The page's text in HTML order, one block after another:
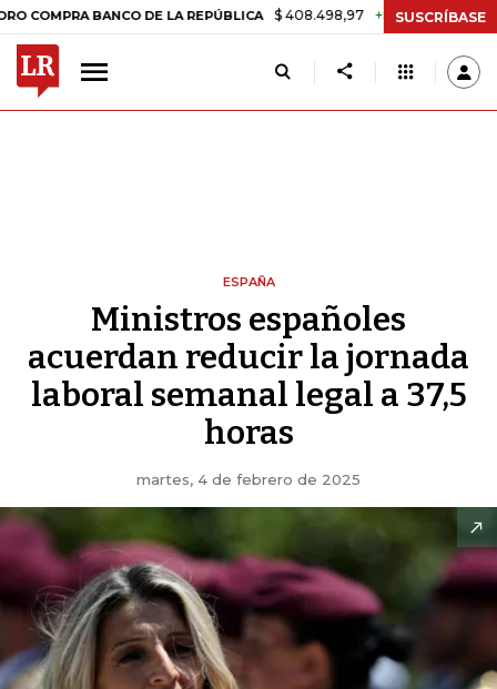
BANCO DE LA REPÚBLICA $ 408.498,97 +$ 8.753,81 +2,19%
SUSCRÍBASE
ESPAÑA
Ministros españoles
acuerdan reducir la jornada
laboral semanal legal a 37,5
horas
martes, 4 de febrero de 2025